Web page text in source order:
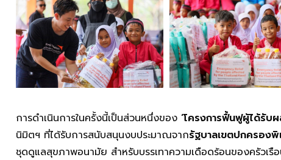
การดำเนินการในครั้งนี้เป็นส่วนหนึ่งของ ‘โครงการฟื้นฟูผู้ได้รับ
นิมิตฯ ที่ได้รับการสนับสนุนงบประมาณจากรัฐบาลเขตปกครอง
ชุดดูแลสุขภาพอนามัย สำหรับบรรเทาความเดือดร้อนของครัวเรื